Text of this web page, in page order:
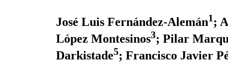
José Luis Fernández-Alemán1;
López Montesinos3; Pilar
Darkistade5; Francisco Javier